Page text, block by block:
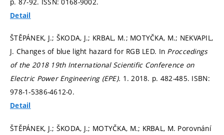
Detail
ŠTĚPÁNEK, J.; ŠKODA, J.; KRBAL, M.; MOTYČKA, M.; NEKVAPIL,
J. Changes of blue light hazard for RGB LED. In Proccedings
of the 2018 19th International Scientific Conference on
Electric Power Engineering (EPE). 1. 2018. p. 482-485. ISBN:
978-1-5386-4612-0.
Detail
ŠTĚPÁNEK, J.; ŠKODA, J.; MOTYČKA, M.; KRBAL, M. Porovnání